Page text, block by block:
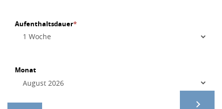
Aufenthaltsdauer*
Monat